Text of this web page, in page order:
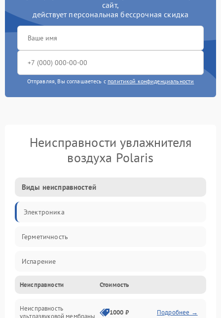
сайт,
действует персональная бессрочная скидка
Отправляя, Вы соглашаетесь с политикой конфиденциальности
Неисправности увлажнителя
воздуха Polaris
Виды неисправностей
Электроника
Герметичность
Испарение
Водяной тракт
Механические повреждения
Неисправности Стоимость
Неисправность
ультразвуковой мембраны
1000 ₽ Подробнее →